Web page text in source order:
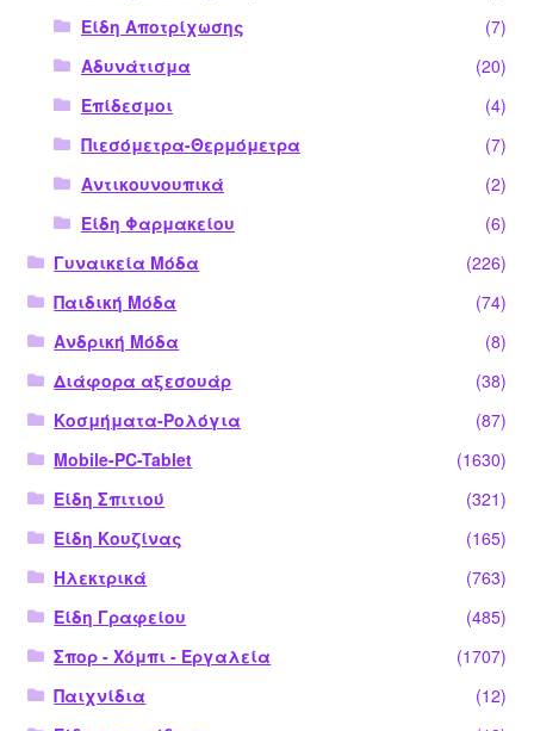
Είδη Αποτρίχωσης
(7)
Αδυνάτισμα
(20)
Επίδεσμοι
(4)
Πιεσόμετρα-Θερμόμετρα
(7)
Αντικουνουπικά
(2)
Είδη Φαρμακείου
(6)
Γυναικεία Μόδα
(226)
Παιδική Μόδα
(74)
Ανδρική Μόδα
(8)
Διάφορα αξεσουάρ
(38)
Κοσμήματα-Ρολόγια
(87)
Mobile-PC-Tablet
(1630)
Είδη Σπιτιού
(321)
Είδη Κουζίνας
(165)
Ηλεκτρικά
(763)
Είδη Γραφείου
(485)
Σπορ - Χόμπι - Εργαλεία
(1707)
Παιχνίδια
(12)